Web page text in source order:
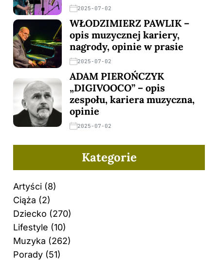
2025-07-02
WŁODZIMIERZ PAWLIK –
opis muzycznej kariery,
nagrody, opinie w prasie
2025-07-02
ADAM PIEROŃCZYK
„DIGIVOOCO” – opis
zespołu, kariera muzyczna,
opinie
2025-07-02
Kategorie
Artyści (8)
Ciąża (2)
Dziecko (270)
Lifestyle (10)
Muzyka (262)
Porady (51)